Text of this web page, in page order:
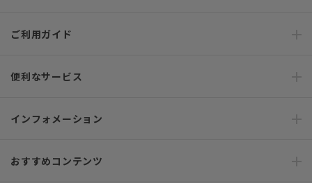
ご利用ガイド
便利なサービス
インフォメーション
おすすめコンテンツ